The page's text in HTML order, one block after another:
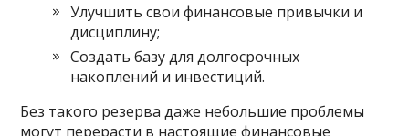
Улучшить свои финансовые привычки и
дисциплину;
Создать базу для долгосрочных
накоплений и инвестиций.
Без такого резерва даже небольшие проблемы
могут перерасти в настоящие финансовые